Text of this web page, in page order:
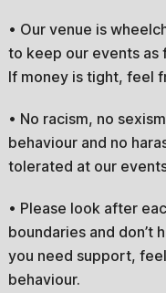
• Our venue is
to keep our events as
If money is tight, feel
• No racism, no
behaviour and no
tolerated at our
• Please look after
boundaries and don’t
you need support,
behaviour.